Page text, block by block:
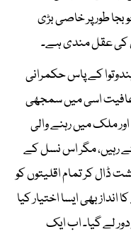
طور پر خاصی بڑی
کی عقل مندی ہے۔
کے پاس حکمرانی
اسی میں سمجھی
ملک میں رہنے والی
رہیں، مگر اس نسل کے
ڈال کر تمام اقلیتوں کو
بھی ایسا اختیار کیا
لے گیا۔ اب ایک